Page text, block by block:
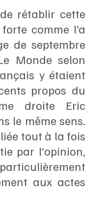
rétablir cette
comme l’a
de septembre
Monde selon
y étaient
propos du
droite Eric
le même sens.
tout à la fois
par l’opinion,
aux actes